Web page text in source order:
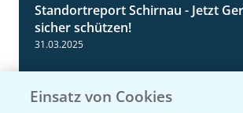
Standortreport Schirnau - Jetzt
sicher schützen!
31.03.2025
Einsatz von Cookies